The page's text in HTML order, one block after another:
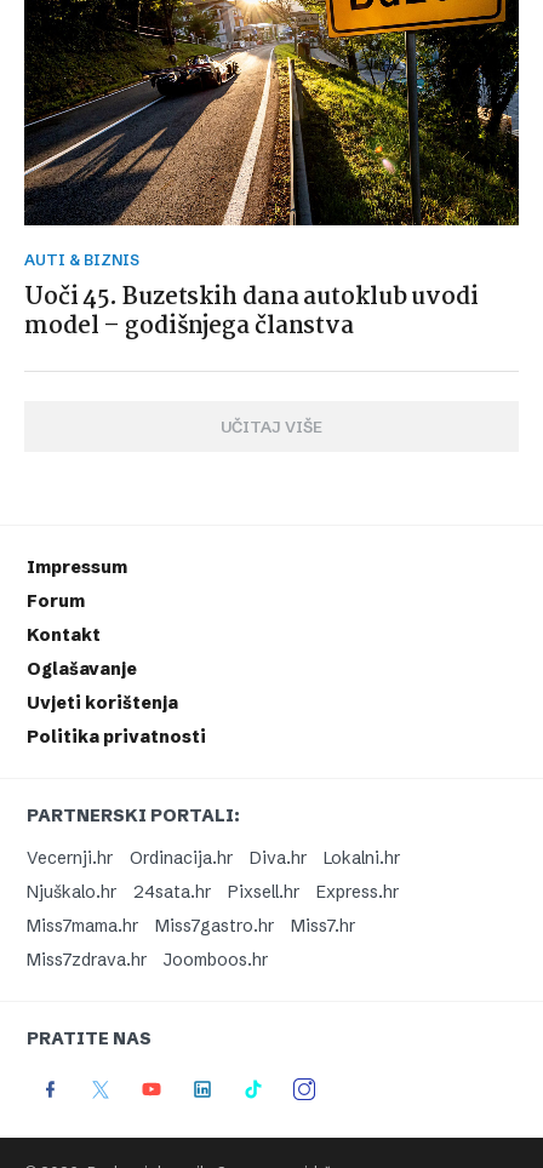
AUTI & BIZNIS
Uoči 45. Buzetskih dana autoklub uvodi
model – godišnjega članstva
UČITAJ VIŠE
Impressum
Forum
Kontakt
Oglašavanje
Uvjeti korištenja
Politika privatnosti
PARTNERSKI PORTALI:
Vecernji.hr
Ordinacija.hr Diva.hr
Lokalni.hr
Njuškalo.hr
24sata.hr Pixsell.hr
Express.hr
Miss7mama.hr
Miss7gastro.hr
Miss7.hr
Miss7zdrava.hr
Joomboos.hr
PRATITE NAS